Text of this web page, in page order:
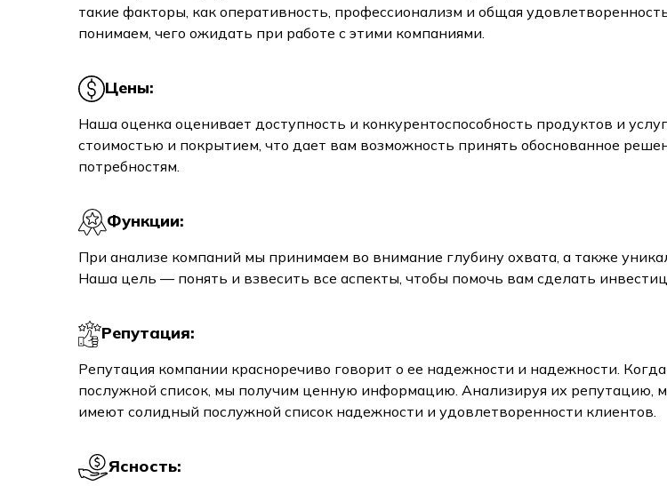
такие факторы, как оперативность, профессионализм и общая
понимаем, чего ожидать при работе с этими компаниями.
Цены:
Наша оценка оценивает доступность и конкурентоспособность продуктов и
стоимостью и покрытием, что дает вам возможность принять обоснованное
потребностям.
Функции:
При анализе компаний мы принимаем во внимание глубину охвата, а также
Наша цель — понять и взвесить все аспекты, чтобы помочь вам сделать
Репутация:
Репутация компании красноречиво говорит о ее надежности и надежности.
послужной список, мы получим ценную информацию. Анализируя их репутацию,
имеют солидный послужной список надежности и удовлетворенности клиентов.
Ясность: